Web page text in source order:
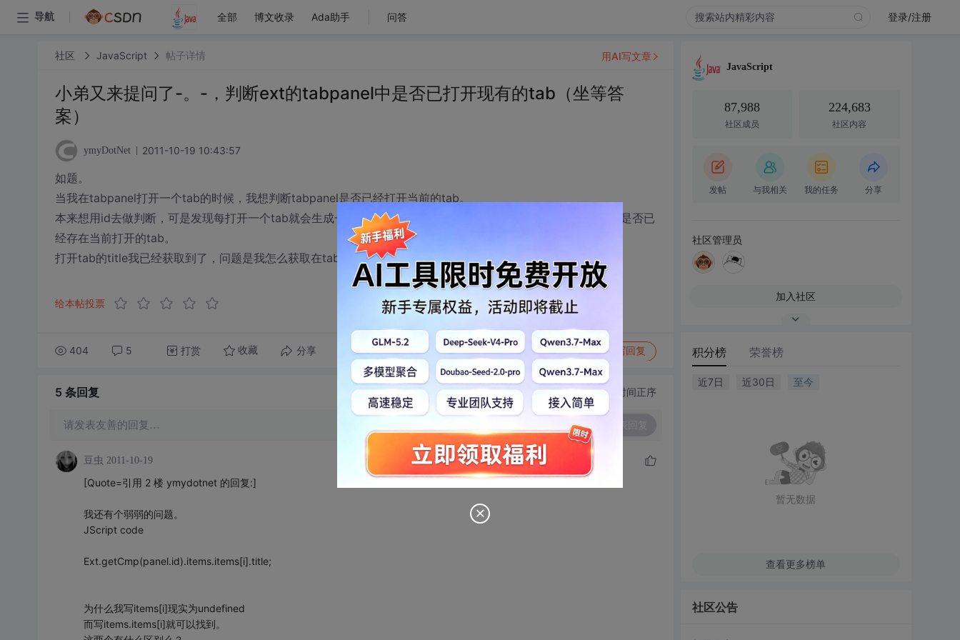
导航 全部 博文收录 Ada助手 问答 登录/注册
社区 JavaScript 帖子详情
小弟又来提问了-。-，判断ext的tabpanel中是否已打开现有的tab（坐等答
案）
ymyDotNet 2011-10-19 10:43:57
如题。
当我在tabpanel打开一个tab的时候，我想判断tabpanel是否已经打开当前的tab。
本来想用id去做判断，可是发现每打开一个tab就会生成一个新的id.所以，我用title来做判断，判断在tabpanel中是否已
经存在当前打开的tab。
打开tab的title我已经获取到了，问题是我怎么获取在tabpanel中存在的tab的title呢
给本帖投票
404 5 打赏 收藏 分享 转发到动态 举报 写回复
用AI写文章
5 条回复 切换为时间正序
请发表友善的回复…
豆虫 2011-10-19
[Quote=引用 2 楼 ymydotnet 的回复:]
我还有个弱弱的问题。
JScript code
Ext.getCmp(panel.id).items.items[i].title;
为什么我写items[i]现实为undefined
而写items.items[i]就可以找到。
JavaScript
87,988
社区成员
224,683
社区内容
发帖 与我相关 我的任务 分享
社区管理员
加入社区
积分榜 荣誉榜
近7日 近30日 至今
暂无数据
查看更多榜单
社区公告